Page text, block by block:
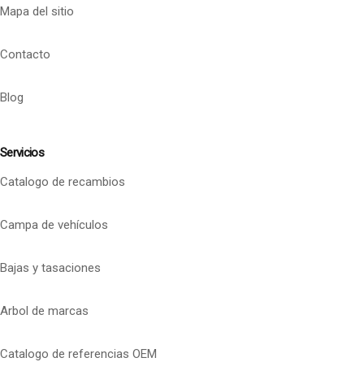
Mapa del sitio
Contacto
Blog
Servicios
Catalogo de recambios
Campa de vehículos
Bajas y tasaciones
Arbol de marcas
Catalogo de referencias OEM